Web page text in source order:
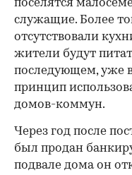
поселятся
служащие. Более
отсутствовали
жители будут
последующем, уже
принцип
домов-коммун.
Через год после
был продан
подвале дома он